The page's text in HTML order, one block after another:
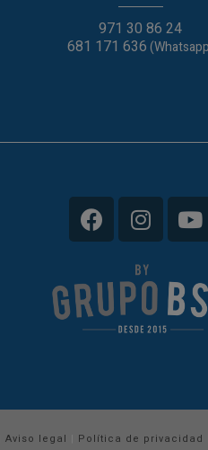
971 30 86 24
681 171 636
Aviso legal Política de privacidad